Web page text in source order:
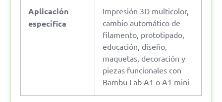
Aplicación
específica
Impresión 3D multicolor,
cambio automático de
filamento, prototipado,
educación, diseño,
maquetas, decoración y
piezas funcionales con
Bambu Lab A1 o A1 mini